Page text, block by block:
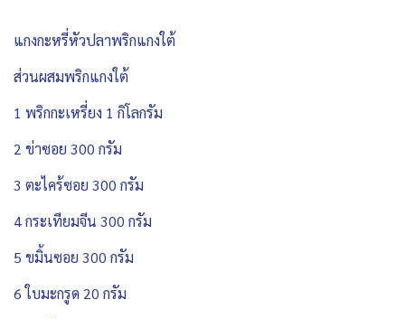
แกงกะหรี่หัวปลาพริกแกงใต้
ส่วนผสมพริกแกงใต้
1 พริกกะเหรี่ยง 1 กิโลกรัม
2 ข่าซอย 300 กรัม
3 ตะไคร้ซอย 300 กรัม
4 กระเทียมจีน 300 กรัม
5 ขมิ้นซอย 300 กรัม
6 ใบมะกรูด 20 กรัม